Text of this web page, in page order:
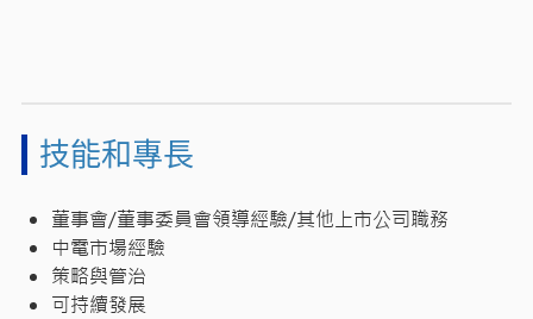
技能和專長
董事會/董事委員會領導經驗/其他上市公司職務​
中電市場經驗​​
策略與管治
可持續發展​